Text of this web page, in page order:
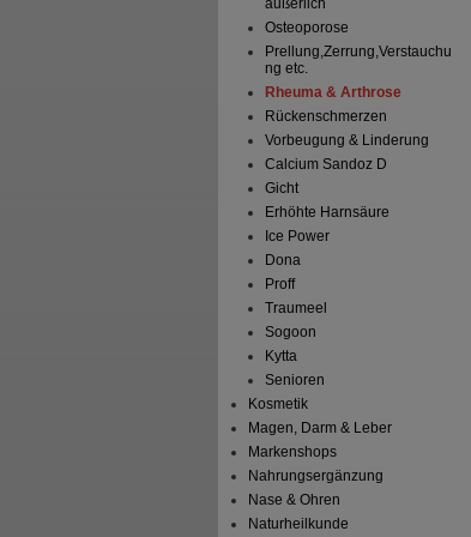
äußerlich
Osteoporose
Prellung,Zerrung,Verstauchu
ng etc.
Rheuma & Arthrose
Rückenschmerzen
Vorbeugung & Linderung
Calcium Sandoz D
Gicht
Erhöhte Harnsäure
Ice Power
Dona
Proff
Traumeel
Sogoon
Kytta
Senioren
Kosmetik
Magen, Darm & Leber
Markenshops
Nahrungsergänzung
Nase & Ohren
Naturheilkunde
ratiopharm GmbH
150g Gel
UVP**
Unser Preis*
Sie sparen
verw. bis*****: